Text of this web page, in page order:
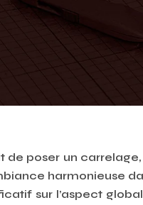
de poser un
harmonieuse
sur l’aspect global